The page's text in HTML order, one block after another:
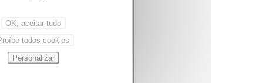
OK, aceitar tudo
todos cookies
Personalizar